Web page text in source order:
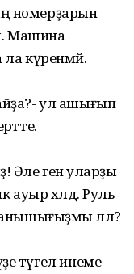
номерҙарын
Машина
ла күренмәй.
ул ашығып
генә уларҙы
ауыр хәлдә. Руль
әллә?
түгел инеме